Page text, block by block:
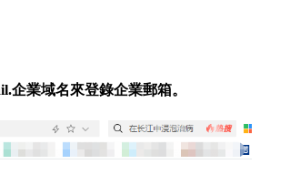
企業域名來登錄企業郵箱。